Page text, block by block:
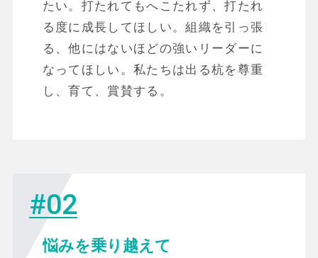
たい。打たれてもへこたれず、打たれ
る度に成長してほしい。組織を引っ張
る、他にはないほどの強いリーダーに
なってほしい。私たちは出る杭を尊重
し、育て、賞賛する。
#02
悩みを乗り越えて